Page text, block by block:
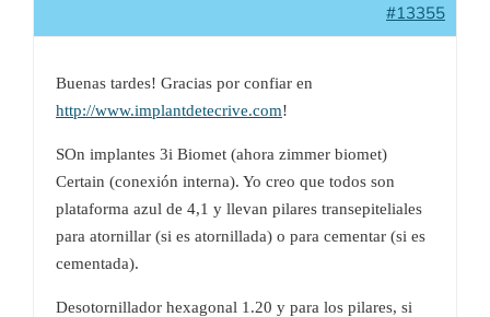
#13355
Buenas tardes! Gracias por confiar en
http://www.implantdetecrive.com!
SOn implantes 3i Biomet (ahora zimmer biomet)
Certain (conexión interna). Yo creo que todos son
plataforma azul de 4,1 y llevan pilares transepiteliales
para atornillar (si es atornillada) o para cementar (si es
cementada).
Desotornillador hexagonal 1.20 y para los pilares, si